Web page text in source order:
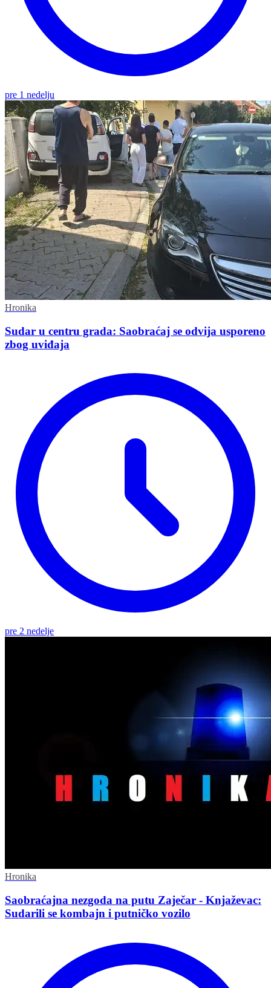
pre 1 nedelju
Hronika
Sudar u centru grada: Saobraćaj se odvija usporeno
zbog uviđaja
pre 2 nedelje
Hronika
Saobraćajna nezgoda na putu Zaječar - Knjaževac:
Sudarili se kombajn i putničko vozilo